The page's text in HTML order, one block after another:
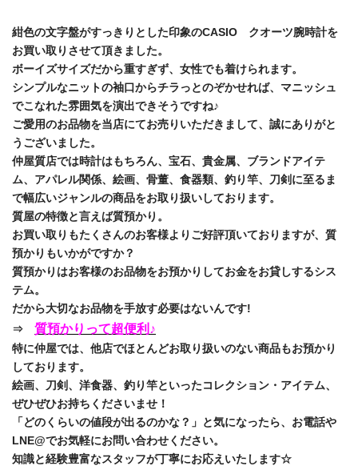
紺色の文字盤がすっきりとした印象のCASIO クオーツ腕時計を
お買い取りさせて頂きました。
ボーイズサイズだから重すぎず、女性でも着けられます。
シンプルなニットの袖口からチラっとのぞかせれば、マニッシュ
でこなれた雰囲気を演出できそうですね♪
ご愛用のお品物を当店にてお売りいただきまして、誠にありがと
うございました。
仲屋質店では時計はもちろん、宝石、貴金属、ブランドアイテ
ム、アパレル関係、絵画、骨董、食器類、釣り竿、刀剣に至るま
で幅広いジャンルの商品をお取り扱いしております。
質屋の特徴と言えば質預かり。
お買い取りもたくさんのお客様よりご好評頂いておりますが、質
預かりもいかがですか？
質預かりはお客様のお品物をお預かりしてお金をお貸しするシス
テム。
だから大切なお品物を手放す必要はないんです!
⇒ 質預かりって超便利♪
特に仲屋では、他店でほとんどお取り扱いのない商品もお預かり
しております。
絵画、刀剣、洋食器、釣り竿といったコレクション・アイテム、
ぜひぜひお持ちくださいませ！
「どのくらいの値段が出るのかな？」と気になったら、お電話や
LNE@でお気軽にお問い合わせください。
知識と経験豊富なスタッフが丁寧にお応えいたします☆